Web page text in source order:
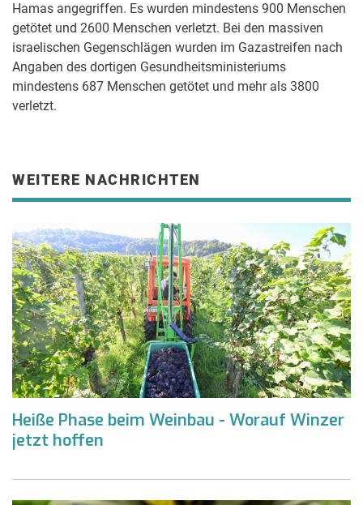
Hamas angegriffen. Es wurden mindestens 900 Menschen
getötet und 2600 Menschen verletzt. Bei den massiven
israelischen Gegenschlägen wurden im Gazastreifen nach
Angaben des dortigen Gesundheitsministeriums
mindestens 687 Menschen getötet und mehr als 3800
verletzt.
WEITERE NACHRICHTEN
Heiße Phase beim Weinbau - Worauf Winzer
jetzt hoffen